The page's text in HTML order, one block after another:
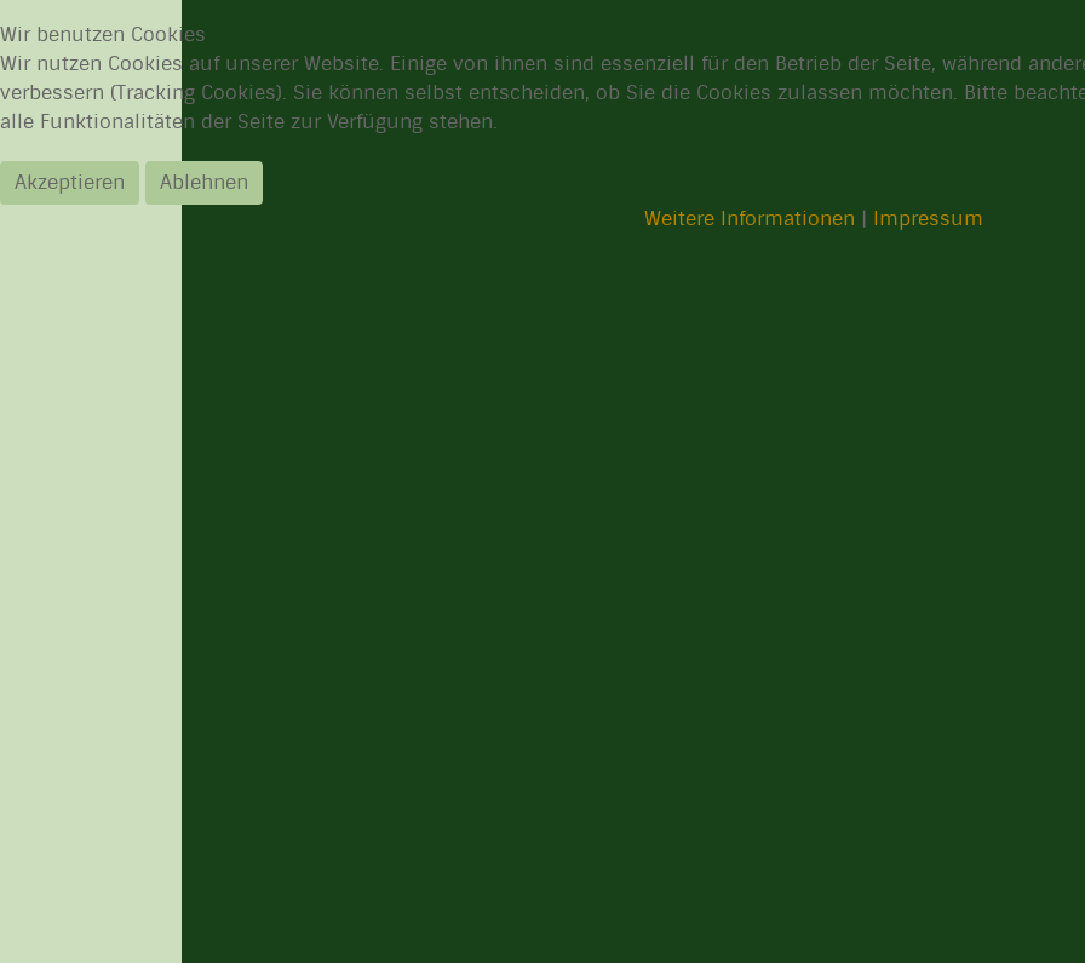
Wir benutzen Cookies
Wir nutzen Cookies auf unserer Website. Einige von ihnen sind essenziell für den Betrieb der Seite, während
verbessern (Tracking Cookies). Sie können selbst entscheiden, ob Sie die Cookies zulassen möchten. Bitte
alle Funktionalitäten der Seite zur Verfügung stehen.
Akzeptieren
Ablehnen
Weitere Informationen | Impressum